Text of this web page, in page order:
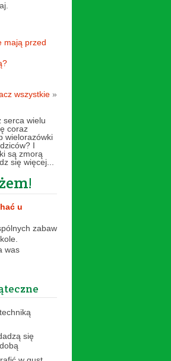
mają przed
wszystkie »
serca wielu
coraz
wielorazówki
I
są zmorą
się więcej...
u
zabaw
was
się